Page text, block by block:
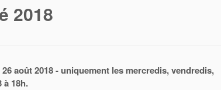
2018
août 2018 - uniquement les mercredis, vendredis,
à 18h.